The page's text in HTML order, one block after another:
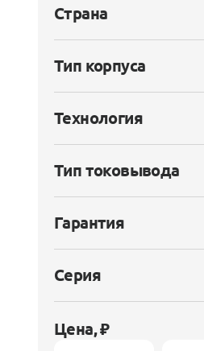
Страна
Тип корпуса
Технология
Тип токовывода
Гарантия
Серия
Цена, ₽